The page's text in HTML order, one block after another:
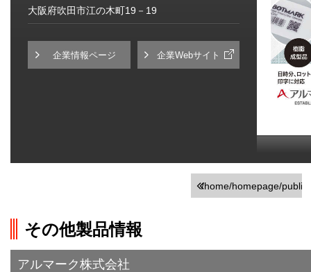
大阪府吹田市江の木町19－19
企業情報ページ 企業Webサイト
/home/homepage/
その他製品情報
アルマーク株式会社